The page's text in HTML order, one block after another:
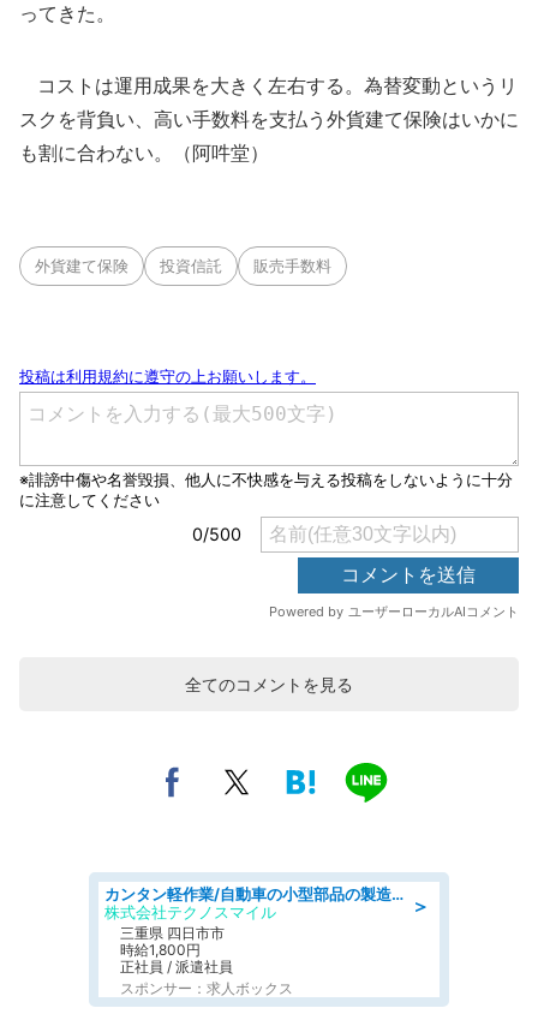
ってきた。
コストは運用成果を大きく左右する。為替変動というリ
スクを背負い、高い手数料を支払う外貨建て保険はいかに
も割に合わない。（阿吽堂）
外貨建て保険 投資信託 販売手数料
全てのコメントを見る
＞
カンタン軽作業/自動車の小型部品の製造オペレーター denso aichi
株式会社テクノスマイル
三重県 四日市市
時給1,800円
正社員 / 派遣社員
スポンサー：求人ボックス